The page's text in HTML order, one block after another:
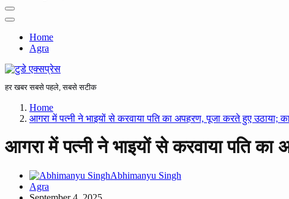
Home
Agra
हर खबर सबसे पहले, सबसे सटीक
Home
आगरा में पत्नी ने भाइयों से करवाया पति का अपहरण, पूजा करते हुए उठाया;
आगरा में पत्नी ने भाइयों से करवाया पति
Abhimanyu Singh
Agra